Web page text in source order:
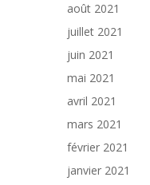
août 2021
juillet 2021
juin 2021
mai 2021
avril 2021
mars 2021
février 2021
janvier 2021